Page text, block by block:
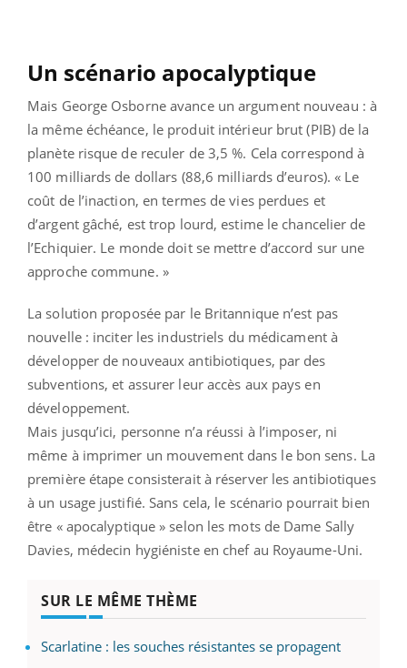
Un scénario apocalyptique
Mais George Osborne avance un argument nouveau : à
la même échéance, le produit intérieur brut (PIB) de la
planète risque de reculer de 3,5 %. Cela correspond à
100 milliards de dollars (88,6 milliards d’euros). « Le
coût de l’inaction, en termes de vies perdues et
d’argent gâché, est trop lourd, estime le chancelier de
l’Echiquier. Le monde doit se mettre d’accord sur une
approche commune. »
La solution proposée par le Britannique n’est pas
nouvelle : inciter les industriels du médicament à
développer de nouveaux antibiotiques, par des
subventions, et assurer leur accès aux pays en
développement.
Mais jusqu’ici, personne n’a réussi à l’imposer, ni
même à imprimer un mouvement dans le bon sens. La
première étape consisterait à réserver les antibiotiques
à un usage justifié. Sans cela, le scénario pourrait bien
être « apocalyptique » selon les mots de Dame Sally
Davies, médecin hygiéniste en chef au Royaume-Uni.
SUR LE MÊME THÈME
Scarlatine : les souches résistantes se propagent